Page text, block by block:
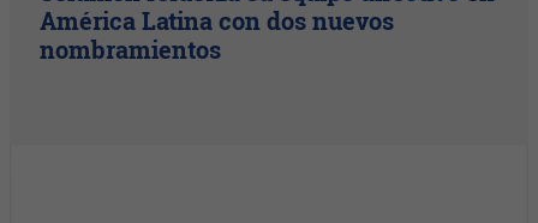
América Latina con dos nuevos
nombramientos